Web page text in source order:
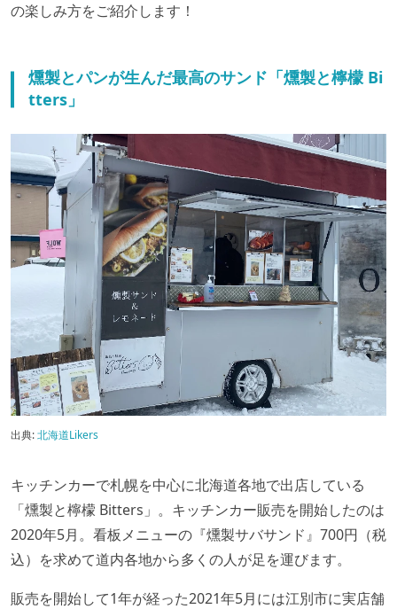
の楽しみ方をご紹介します！
燻製とパンが生んだ最高のサンド「燻製と檸檬 Bi
tters」
出典:北海道Likers
キッチンカーで札幌を中心に北海道各地で出店している
「燻製と檸檬 Bitters」。キッチンカー販売を開始したのは
2020年5月。看板メニューの『燻製サバサンド』700円（税
込）を求めて道内各地から多くの人が足を運びます。
販売を開始して1年が経った2021年5月には江別市に実店舗